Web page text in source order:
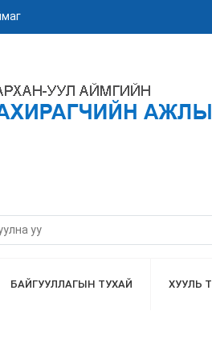
БАЙГУУЛЛАГЫН ТУХАЙ ХУУЛЬ